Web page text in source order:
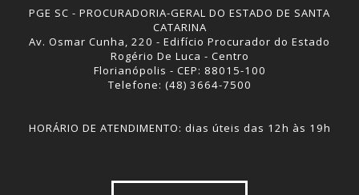
PGE SC - PROCURADORIA-GERAL DO ESTADO DE SANTA
CATARINA
Av. Osmar Cunha, 220 - Edifício Procurador do Estado
Rogério De Luca - Centro
Florianópolis - CEP: 88015-100
Telefone: (48) 3664-7500
HORÁRIO DE ATENDIMENTO: dias úteis das 12h às 19h